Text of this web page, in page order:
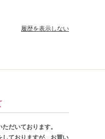
履歴を表示しない
だいております。
ておりますが、お買い